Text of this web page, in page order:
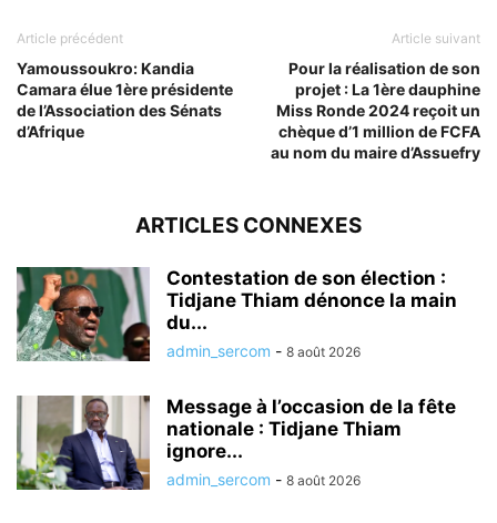
Article précédent
Yamoussoukro: Kandia
Camara élue 1ère présidente
de l’Association des Sénats
d’Afrique
Article suivant
Pour la réalisation de son
projet : La 1ère dauphine
Miss Ronde 2024 reçoit un
chèque d’1 million de FCFA
au nom du maire d’Assuefry
ARTICLES CONNEXES
Contestation de son élection :
Tidjane Thiam dénonce la main
du...
admin_sercom - 8 août 2026
Message à l’occasion de la fête
nationale : Tidjane Thiam
ignore...
admin_sercom - 8 août 2026